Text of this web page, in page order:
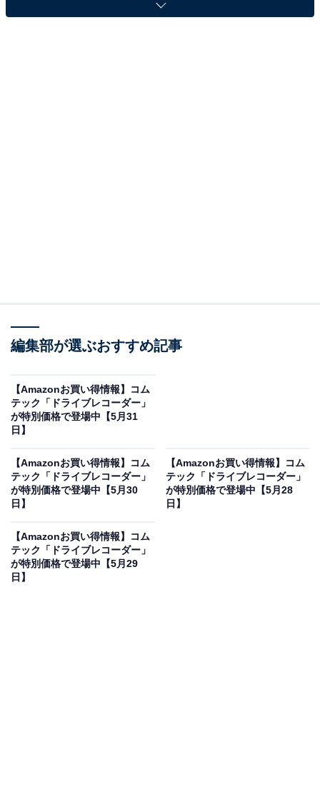
そのほかにも注目の商品がラインナップされているので,
コムテックの「ドライブレコーダー」が限定価格
コムテック (Comtec) ドライブレコーダー 1カメラタイプ
200万画素 Full HD GPS搭載 microSDカードメンテナン
スフリー対応 駐車監視機能 日本製 車用 ブラック
HDR002
編集部が選ぶおすすめ記事
【Amazonお買い得情報】コム
テック「ドライブレコーダー」
が特別価格で登場中【5月31
日】
【Amazonお買い得情報】コム
テック「ドライブレコーダー」
が特別価格で登場中【5月30
日】
【Amazonお買い得情報】コム
テック「ドライブレコーダー」
が特別価格で登場中【5月28
日】
【Amazonお買い得情報】コム
テック「ドライブレコーダー」
が特別価格で登場中【5月29
日】